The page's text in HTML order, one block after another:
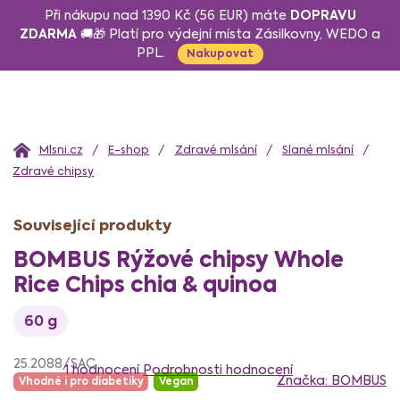
Při nákupu nad 1390 Kč (56 EUR) máte DOPRAVU
ZDARMA 🚚🎁 Platí pro výdejní místa Zásilkovny, WEDO a
PPL.
Nakupovat
Domů E-shop Zdravé mlsání
Slané mlsání
Zdravé chipsy
BOMBUS Rýžové chipsy Whole
Rice Chips chia & quinoa
60 g
25.2088/SAC
Vhodné i pro diabetiky Vegan
hodnocení
produktu
1 hodnocení Podrobnosti hodnocení
Značka: BOMBUS
Související produkty